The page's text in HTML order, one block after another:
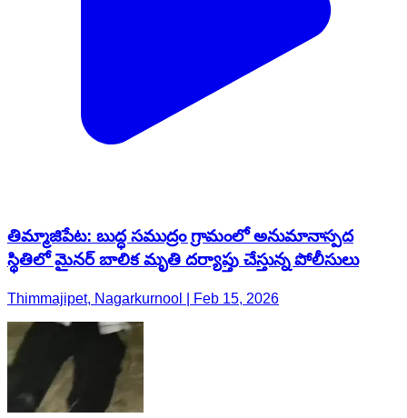
తిమ్మాజిపేట: బుద్ధ సముద్రం గ్రామంలో అనుమానాస్పద
స్థితిలో మైనర్ బాలిక మృతి దర్యాప్తు చేస్తున్న పోలీసులు
Thimmajipet, Nagarkurnool | Feb 15, 2026